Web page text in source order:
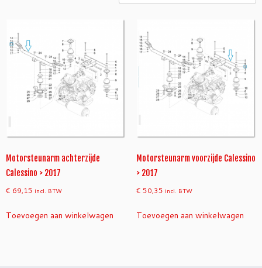
Motorsteunarm achterzijde
Calessino > 2017
€ 69,15 incl. BTW
Toevoegen aan winkelwagen
Motorsteunarm voorzijde Calessino
> 2017
€ 50,35 incl. BTW
Toevoegen aan winkelwagen